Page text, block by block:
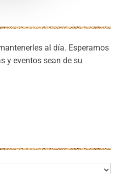
al día. Esperamos
y eventos sean de su